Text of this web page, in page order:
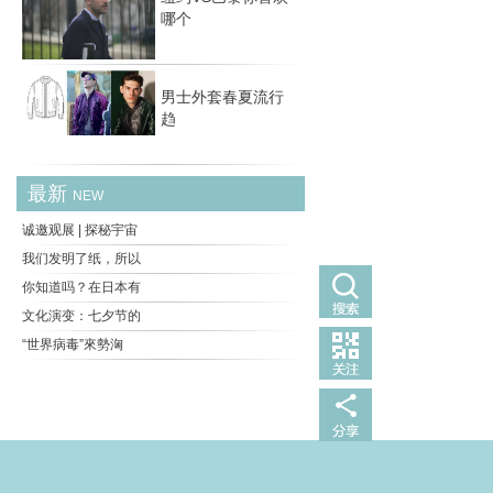
哪个
男士外套春夏流行
趋
最新 NEW
诚邀观展 | 探秘宇宙
我们发明了纸，所以
你知道吗？在日本有
文化演变：七夕节的
“世界病毒”來勢洶